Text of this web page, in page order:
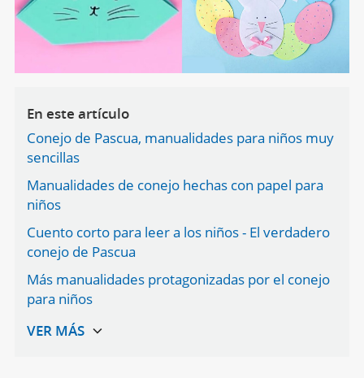
En este artículo
Conejo de Pascua, manualidades para niños muy
sencillas
Manualidades de conejo hechas con papel para
niños
Cuento corto para leer a los niños - El verdadero
conejo de Pascua
Más manualidades protagonizadas por el conejo
para niños